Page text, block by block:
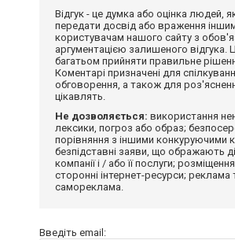
Відгук - це думка або оцінка людей,
передати досвід або враження
користувачам нашого сайту з
аргументацією залишеного
багатьом прийняти правильне
Коментарі призначені для
обговорення, а також для
цікавлять.
Не дозволяється: використання
лексики, погроз або образ;
порівняння з іншими конкуруючими
безпідставні заяви, що ображають
компанії і / або її послуги;
сторонні інтернет-ресурси; реклама
самореклама.
Введіть email: